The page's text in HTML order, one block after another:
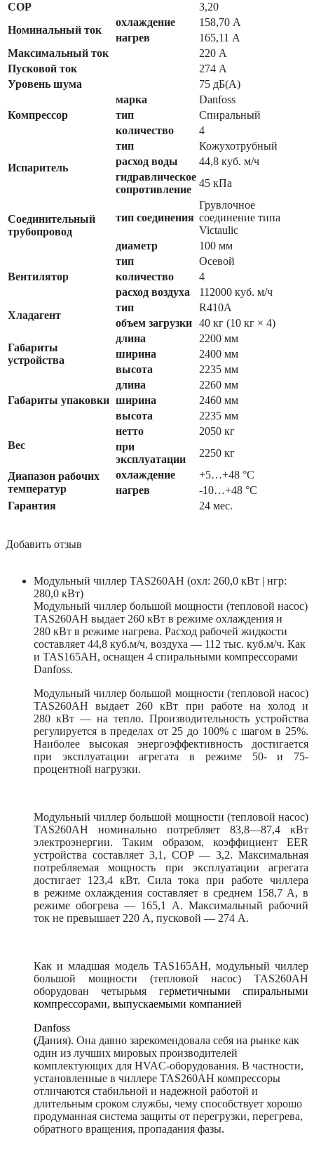
COP
3,20
Номинальный ток
охлаждение
158,70 А
нагрев
165,11 А
Максимальный ток
220 А
Пусковой ток
274 А
Уровень шума
75 дБ(А)
Компрессор
марка
Danfoss
тип
Спиральный
количество
4
Испаритель
тип
Кожухотрубный
расход воды
44,8 куб. м/ч
гидравлическое
сопротивление
45 кПа
Соединительный
трубопровод
тип соединения
Грувлочное
соединение типа
Victaulic
диаметр
100 мм
Вентилятор
тип
Осевой
количество
4
расход воздуха
112000 куб. м/ч
Хладагент
тип
R410A
объем загрузки 40 кг (10 кг × 4)
Габариты
устройства
длина
2200 мм
ширина
2400 мм
высота
2235 мм
Габариты упаковки
длина
2260 мм
ширина
2460 мм
высота
2235 мм
Вес
нетто
2050 кг
при
эксплуатации
2250 кг
Диапазон рабочих
температур
охлаждение
+5…+48 °С
нагрев
-10…+48 °С
Гарантия
24 мес.
Добавить отзыв
Модульный чиллер TAS260AH (охл: 260,0 кВт | нгр:
280,0 кВт)
Модульный чиллер большой мощности (тепловой насос)
TAS260AH выдает 260 кВт в режиме охлаждения и
280 кВт в режиме нагрева. Расход рабочей жидкости
составляет 44,8 куб.м/ч, воздуха — 112 тыс. куб.м/ч. Как
и TAS165AH, оснащен 4 спиральными компрессорами
Danfoss.
Модульный чиллер большой мощности (тепловой насос)
TAS260AH выдает 260 кВт при работе на холод и
280 кВт — на тепло. Производительность устройства
регулируется в пределах от 25 до 100% с шагом в 25%.
Наиболее высокая энергоэффективность достигается
при эксплуатации агрегата в режиме 50- и 75-
процентной нагрузки.
Модульный чиллер большой мощности (тепловой насос)
TAS260AH номинально потребляет 83,8—87,4 кВт
электроэнергии. Таким образом, коэффициент EER
устройства составляет 3,1, COP — 3,2. Максимальная
потребляемая мощность при эксплуатации агрегата
достигает 123,4 кВт. Сила тока при работе чиллера
в режиме охлаждения составляет в среднем 158,7 А, в
режиме обогрева — 165,1 А. Максимальный рабочий
ток не превышает 220 А, пусковой — 274 А.
Как и младшая модель TAS165AH, модульный чиллер
большой мощности (тепловой насос) TAS260AH
оборудован четырьмя герметичными спиральными
компрессорами, выпускаемыми компанией
Danfoss
(Дания). Она давно зарекомендовала себя на рынке как
один из лучших мировых производителей
комплектующих для HVAC-оборудования. В частности,
установленные в чиллере TAS260AH компрессоры
отличаются стабильной и надежной работой и
длительным сроком службы, чему способствует хорошо
продуманная система защиты от перегрузки, перегрева,
обратного вращения, пропадания фазы.